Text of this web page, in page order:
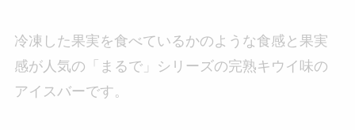
冷凍した果実を食べているかのような食感と果実
感が人気の「まるで」シリーズの完熟キウイ味の
アイスバーです。